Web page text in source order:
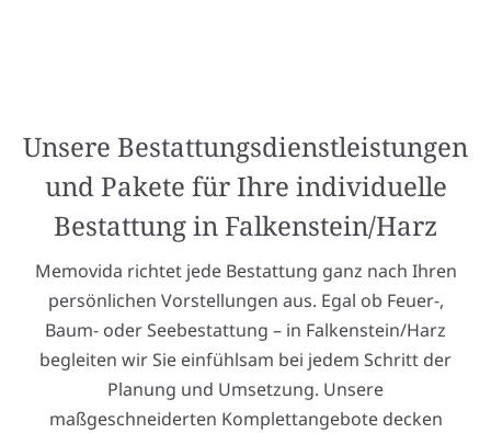
Unsere Bestattungsdienstleistungen
und Pakete für Ihre individuelle
Bestattung in Falkenstein/Harz
Memovida richtet jede Bestattung ganz nach Ihren
persönlichen Vorstellungen aus. Egal ob Feuer-,
Baum- oder Seebestattung – in Falkenstein/Harz
begleiten wir Sie einfühlsam bei jedem Schritt der
Planung und Umsetzung. Unsere
maßgeschneiderten Komplettangebote decken